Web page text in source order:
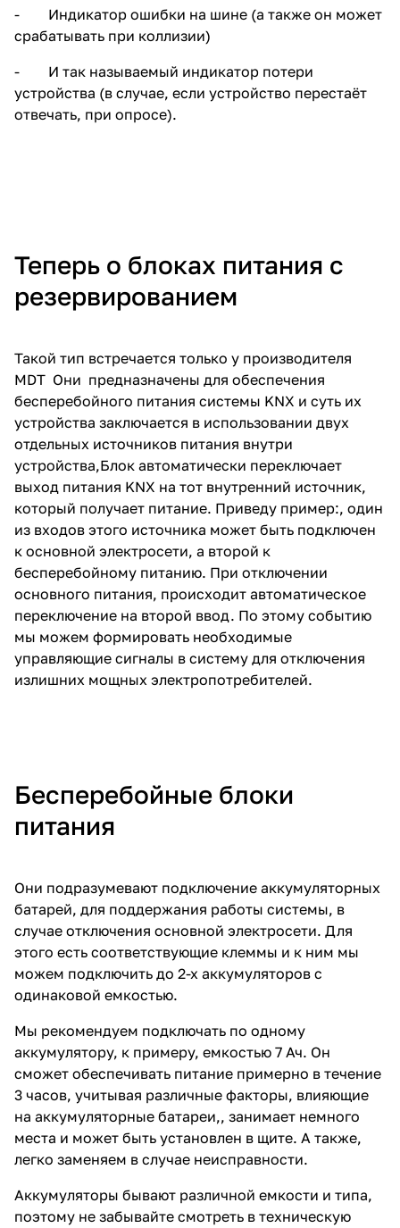
- Индикатор ошибки на шине (а также он может
срабатывать при коллизии)
- И так называемый индикатор потери
устройства (в случае, если устройство перестаёт
отвечать, при опросе).
Теперь о блоках питания с
резервированием
Такой тип встречается только у производителя
MDT Они предназначены для обеспечения
бесперебойного питания системы KNX и суть их
устройства заключается в использовании двух
отдельных источников питания внутри
устройства,Блок автоматически переключает
выход питания KNX на тот внутренний источник,
который получает питание. Приведу пример:, один
из входов этого источника может быть подключен
к основной электросети, а второй к
бесперебойному питанию. При отключении
основного питания, происходит автоматическое
переключение на второй ввод. По этому событию
мы можем формировать необходимые
управляющие сигналы в систему для отключения
излишних мощных электропотребителей.
Бесперебойные блоки
питания
Они подразумевают подключение аккумуляторных
батарей, для поддержания работы системы, в
случае отключения основной электросети. Для
этого есть соответствующие клеммы и к ним мы
можем подключить до 2-х аккумуляторов с
одинаковой емкостью.
Мы рекомендуем подключать по одному
аккумулятору, к примеру, емкостью 7 Ач. Он
сможет обеспечивать питание примерно в течение
3 часов, учитывая различные факторы, влияющие
на аккумуляторные батареи,, занимает немного
места и может быть установлен в щите. А также,
легко заменяем в случае неисправности.
Аккумуляторы бывают различной емкости и типа,
поэтому не забывайте смотреть в техническую